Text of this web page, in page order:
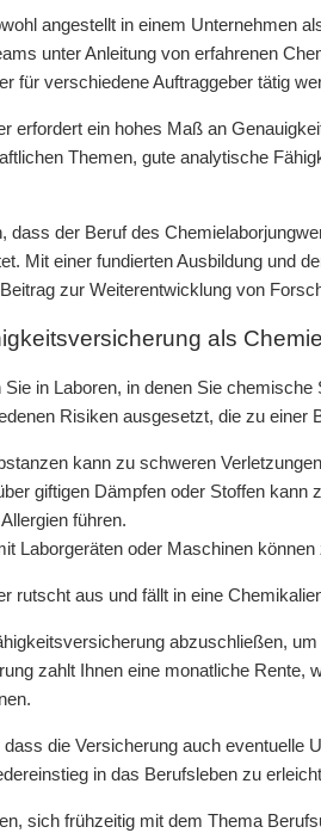
angestellt in einem Unternehmen
unter Anleitung von erfahrenen
für verschiedene Auftraggeber tätig
erfordert ein hohes Maß an
Themen, gute analytische
der Beruf des
Mit einer fundierten Ausbildung und
zur Weiterentwicklung von
als
in Laboren, in denen Sie
Risiken ausgesetzt, die zu einer
kann zu schweren
giftigen Dämpfen oder Stoffen kann
führen.
Laborgeräten oder Maschinen
rutscht aus und fällt in eine
abzuschließen,
zahlt Ihnen eine monatliche Rente,
die Versicherung auch eventuelle
in das Berufsleben zu
sich frühzeitig mit dem Thema